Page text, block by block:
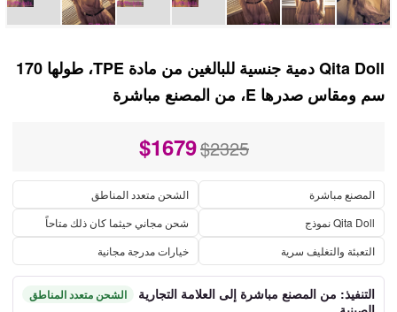
Qita Doll دمية جنسية للبالغين من مادة TPE، طولها 170
سم ومقاس صدرها E، من المصنع مباشرة
$2325
$1679
المصنع مباشرة
الشحن متعدد المناطق
Qita Doll نموذج
شحن مجاني حيثما كان ذلك متاحاً
التعبئة والتغليف سرية
خيارات مدرجة مجانية
التنفيذ: من المصنع مباشرة إلى العلامة التجارية
الشحن متعدد المناطق